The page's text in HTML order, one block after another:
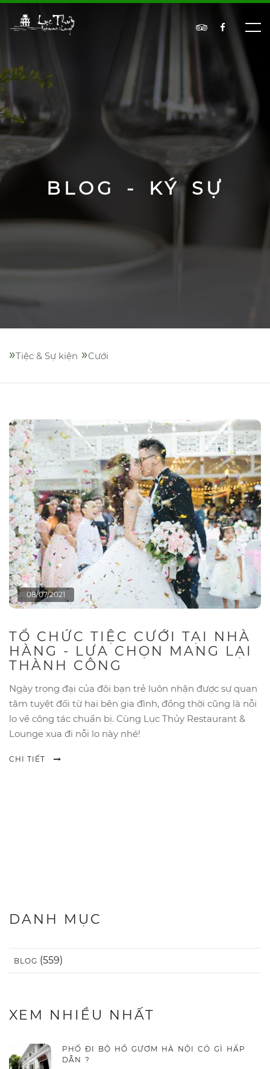
BLOG - KÝ SỰ
»Tiệc & Sự kiện »Cưới
08/07/2021
TỔ CHỨC TIỆC CƯỚI TẠI NHÀ
HÀNG - LỰA CHỌN MANG LẠI
THÀNH CÔNG
Ngày trọng đại của đôi bạn trẻ luôn nhận được sự quan
tâm tuyệt đối từ hai bên gia đình, đồng thời cũng là nỗi
lo về công tác chuẩn bị. Cùng Lục Thủy Restaurant &
Lounge xua đi nỗi lo này nhé!
CHI TIẾT
DANH MỤC
BLOG (559)
XEM NHIỀU NHẤT
PHỐ ĐI BỘ HỒ GƯƠM HÀ NỘI CÓ GÌ HẤP
DẪN ?